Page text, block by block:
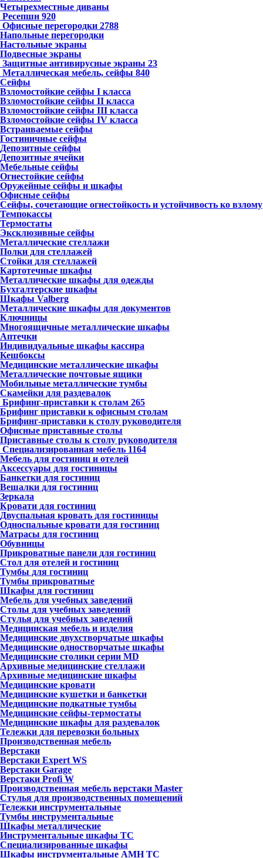
Четырехместные диваны
Ресепшн 920
Офисные перегородки 2788
Напольные перегородки
Настольные экраны
Подвесные экраны
Защитные антивирусные экраны 23
Металлическая мебель, сейфы 840
Сейфы
Взломостойкие сейфы I класса
Взломостойкие сейфы II класса
Взломостойкие сейфы III класса
Взломостойкие сейфы IV класса
Встраиваемые сейфы
Гостиничные сейфы
Депозитные сейфы
Депозитные ячейки
Мебельные сейфы
Огнестойкие сейфы
Оружейные сейфы и шкафы
Офисные сейфы
Сейфы, сочетающие огнестойкость и устойчивость ко взлому
Темпокассы
Термостаты
Эксклюзивные сейфы
Металлические стеллажи
Полки для стеллажей
Стойки для стеллажей
Картотечные шкафы
Металлические шкафы для одежды
Бухгалтерские шкафы
Шкафы Valberg
Металлические шкафы для документов
Ключницы
Многоящичные металлические шкафы
Аптечки
Индивидуальные шкафы кассира
Кешбоксы
Медицинские металлические шкафы
Металлические почтовые ящики
Мобильные металлические тумбы
Скамейки для раздевалок
Брифинг-приставки к столам 265
Брифинг приставки к офисным столам
Брифинг-приставки к столу руководителя
Офисные приставные столы
Приставные столы к столу руководителя
Специализированная мебель 1164
Мебель для гостиниц и отелей
Аксессуары для гостиницы
Банкетки для гостиниц
Вешалки для гостиниц
Зеркала
Кровати для гостиниц
Двуспальная кровать для гостиницы
Односпальные кровати для гостиниц
Матрасы для гостиниц
Обувницы
Прикроватные панели для гостиниц
Стол для отелей и гостиниц
Тумбы для гостиниц
Тумбы прикроватные
Шкафы для гостиниц
Мебель для учебных заведений
Столы для учебных заведений
Стулья для учебных заведений
Медицинская мебель и изделия
Медицинские двухстворчатые шкафы
Медицинские одностворчатые шкафы
Медицинские столики серии MD
Архивные медицинские стеллажи
Архивные медицинские шкафы
Медицинские кровати
Медицинские кушетки и банкетки
Медицинские подкатные тумбы
Медицинские сейфы-термостаты
Медицинские шкафы для раздевалок
Тележки для перевозки больных
Производственная мебель
Верстаки
Верстаки Expert WS
Верстаки Garage
Верстаки Profi W
Производственная мебель верстаки Master
Стулья для производственных помещений
Тележки инструментальные
Тумбы инструментальные
Шкафы металлические
Инструментальные шкафы ТС
Специализированные шкафы
Шкафы инструментальные АМН ТС